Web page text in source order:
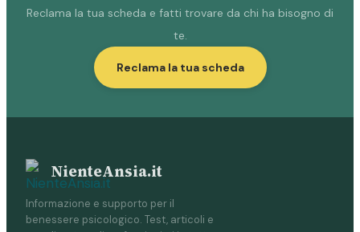
Reclama la tua scheda e fatti trovare da chi ha bisogno di
te.
Reclama la tua scheda
NienteAnsia.it
Informazione e supporto per il
benessere psicologico. Test, articoli e